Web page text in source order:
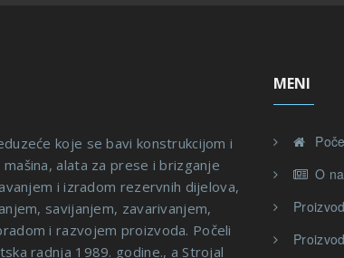
koje se bavi konstrukcijom i
alata za prese i brizganje
i izradom rezervnih dijelova,
savijanjem, zavarivanjem,
i razvojem proizvoda. Počeli
radnja 1989. godine., a Strojal
MENI
O